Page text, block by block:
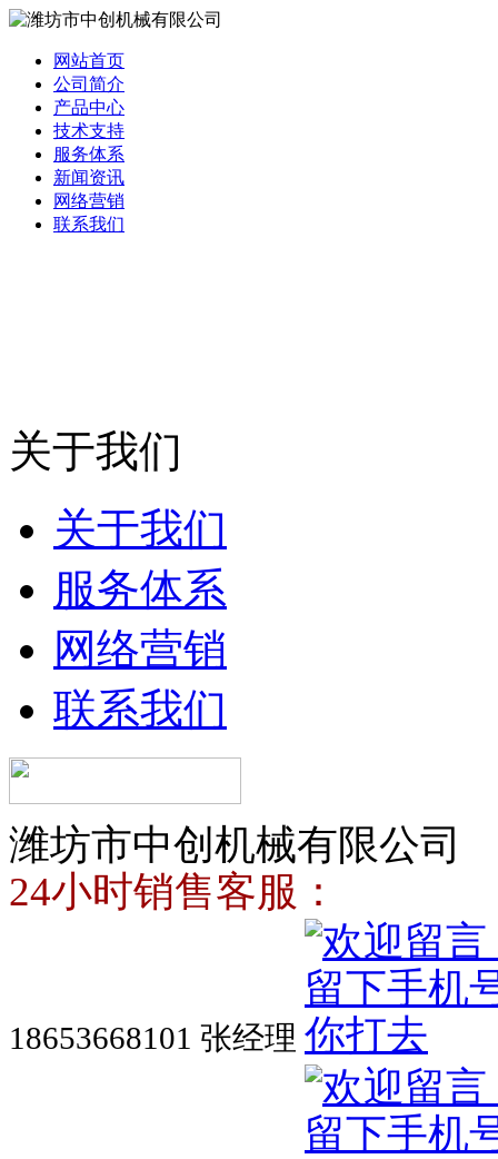
网站首页
公司简介
产品中心
技术支持
服务体系
新闻资讯
网络营销
联系我们
关于我们
关于我们
服务体系
网络营销
联系我们
潍坊市中创机械有限公司
24小时销售客服：
18653668101 张经理